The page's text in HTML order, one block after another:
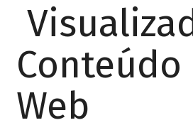
Conteúdo
Web